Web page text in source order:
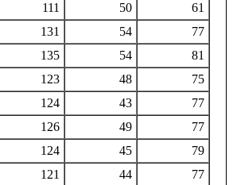
111 50
61
131 54
77
135 54
81
123 48
75
124 43
77
126 49
77
124 45
79
121 44
77